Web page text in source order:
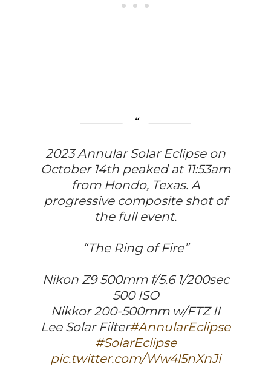
2023 Annular Solar Eclipse on
October 14th peaked at 11:53am
from Hondo, Texas. A
progressive composite shot of
the full event.
“The Ring of Fire”
Nikon Z9 500mm f/5.6 1/200sec
500 ISO
Nikkor 200-500mm w/FTZ II
Lee Solar Filter#AnnularEclipse
#SolarEclipse
pic.twitter.com/Ww4l5nXnJi